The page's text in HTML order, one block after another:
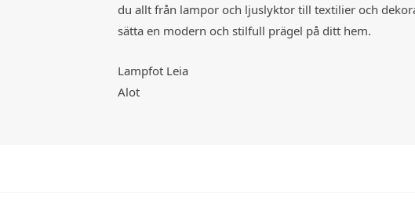
du allt från lampor och ljuslyktor till textilier och
sätta en modern och stilfull prägel på ditt hem.
Lampfot Leia
Alot